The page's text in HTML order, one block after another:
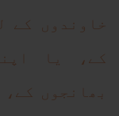
خاوندوں کے
کے، یا
بھانجوں